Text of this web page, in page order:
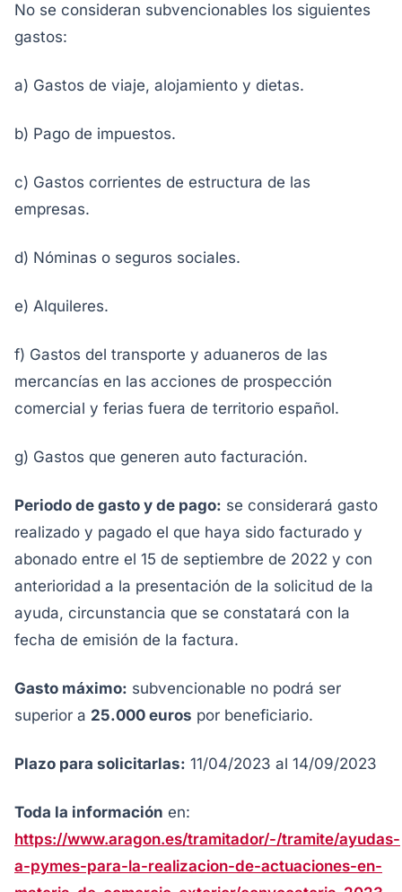
No se consideran subvencionables los siguientes
gastos:
a) Gastos de viaje, alojamiento y dietas.
b) Pago de impuestos.
c) Gastos corrientes de estructura de las
empresas.
d) Nóminas o seguros sociales.
e) Alquileres.
f) Gastos del transporte y aduaneros de las
mercancías en las acciones de prospección
comercial y ferias fuera de territorio español.
g) Gastos que generen auto facturación.
Periodo de gasto y de pago: se considerará gasto
realizado y pagado el que haya sido facturado y
abonado entre el 15 de septiembre de 2022 y con
anterioridad a la presentación de la solicitud de la
ayuda, circunstancia que se constatará con la
fecha de emisión de la factura.
Gasto máximo: subvencionable no podrá ser
superior a 25.000 euros por beneficiario.
Plazo para solicitarlas: 11/04/2023 al 14/09/2023
Toda la información en:
https://www.aragon.es/tramitador/-/tramite/ayudas-
a-pymes-para-la-realizacion-de-actuaciones-en-